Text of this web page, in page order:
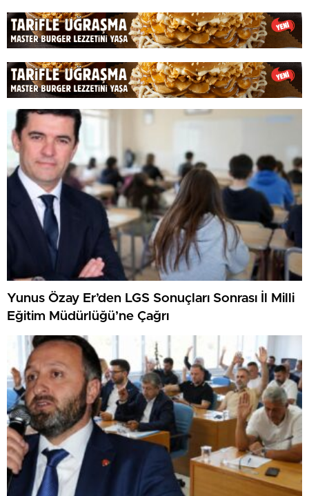
Yunus Özay Er’den LGS Sonuçları Sonrası İl Milli
Eğitim Müdürlüğü’ne Çağrı